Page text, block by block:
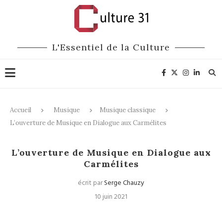
L'Essentiel de la Culture
Accueil Musique
Musique classique
L’ouverture de Musique en Dialogue aux Carmélites
L’ouverture de Musique en Dialogue aux
Carmélites
écrit parSerge Chauzy
10 juin 2021